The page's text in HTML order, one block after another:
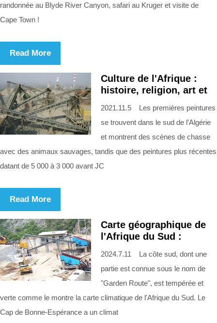
randonnée au Blyde River Canyon, safari au Kruger et visite de
Cape Town !
Read More
Culture de l'Afrique :
histoire, religion, art et
2021.11.5 Les premières peintures
se trouvent dans le sud de l’Algérie
et montrent des scènes de chasse
avec des animaux sauvages, tandis que des peintures plus récentes
datant de 5 000 à 3 000 avant JC
Read More
Carte géographique de
l'Afrique du Sud :
2024.7.11 La côte sud, dont une
partie est connue sous le nom de
"Garden Route", est tempérée et
verte comme le montre la carte climatique de l'Afrique du Sud. Le
Cap de Bonne-Espérance a un climat